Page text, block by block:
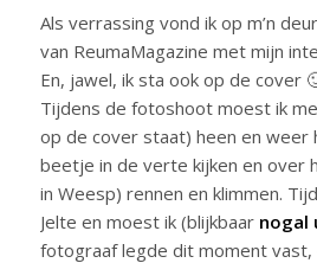
Als verrassing vond ik op m’n
van ReumaMagazine met mijn
En, jawel, ik sta ook op de cover
Tijdens de fotoshoot moest ik
op de cover staat) heen en weer
beetje in de verte kijken en over
in Weesp) rennen en klimmen.
Jelte en moest ik (blijkbaar nogal
fotograaf legde dit moment